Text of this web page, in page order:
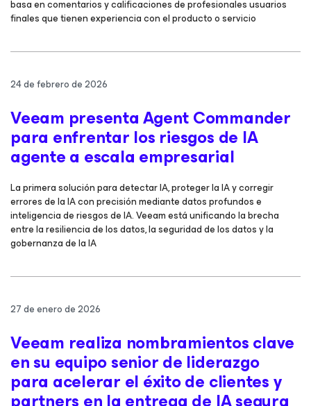
basa en comentarios y calificaciones de profesionales usuarios
finales que tienen experiencia con el producto o servicio
24 de febrero de 2026
Veeam presenta Agent Commander
para enfrentar los riesgos de IA
agente a escala empresarial
La primera solución para detectar IA, proteger la IA y corregir
errores de la IA con precisión mediante datos profundos e
inteligencia de riesgos de IA. Veeam está unificando la brecha
entre la resiliencia de los datos, la seguridad de los datos y la
gobernanza de la IA
27 de enero de 2026
Veeam realiza nombramientos clave
en su equipo senior de liderazgo
para acelerar el éxito de clientes y